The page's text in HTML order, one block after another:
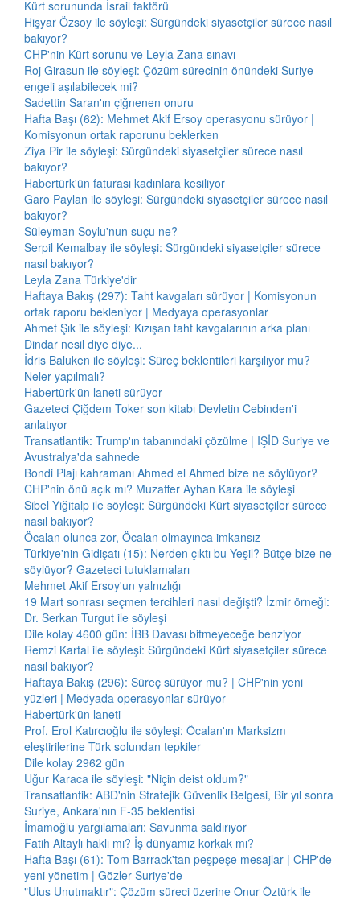
Kürt sorununda İsrail faktörü
Hişyar Özsoy ile söyleşi: Sürgündeki siyasetçiler sürece nasıl
bakıyor?
CHP'nin Kürt sorunu ve Leyla Zana sınavı
Roj Girasun ile söyleşi: Çözüm sürecinin önündeki Suriye
engeli aşılabilecek mi?
Sadettin Saran'ın çiğnenen onuru
Hafta Başı (62): Mehmet Akif Ersoy operasyonu sürüyor |
Komisyonun ortak raporunu beklerken
Ziya Pir ile söyleşi: Sürgündeki siyasetçiler sürece nasıl
bakıyor?
Habertürk'ün faturası kadınlara kesiliyor
Garo Paylan ile söyleşi: Sürgündeki siyasetçiler sürece nasıl
bakıyor?
Süleyman Soylu'nun suçu ne?
Serpil Kemalbay ile söyleşi: Sürgündeki siyasetçiler sürece
nasıl bakıyor?
Leyla Zana Türkiye'dir
Haftaya Bakış (297): Taht kavgaları sürüyor | Komisyonun
ortak raporu bekleniyor | Medyaya operasyonlar
Ahmet Şık ile söyleşi: Kızışan taht kavgalarının arka planı
Dindar nesil diye diye...
İdris Baluken ile söyleşi: Süreç beklentileri karşılıyor mu?
Neler yapılmalı?
Habertürk'ün laneti sürüyor
Gazeteci Çiğdem Toker son kitabı Devletin Cebinden'i
anlatıyor
Transatlantik: Trump'ın tabanındaki çözülme | IŞİD Suriye ve
Avustralya'da sahnede
Bondi Plajı kahramanı Ahmed el Ahmed bize ne söylüyor?
CHP'nin önü açık mı? Muzaffer Ayhan Kara ile söyleşi
Sibel Yiğitalp ile söyleşi: Sürgündeki Kürt siyasetçiler sürece
nasıl bakıyor?
Öcalan olunca zor, Öcalan olmayınca imkansız
Türkiye'nin Gidişatı (15): Nerden çıktı bu Yeşil? Bütçe bize ne
söylüyor? Gazeteci tutuklamaları
Mehmet Akif Ersoy'un yalnızlığı
19 Mart sonrası seçmen tercihleri nasıl değişti? İzmir örneği:
Dr. Serkan Turgut ile söyleşi
Dile kolay 4600 gün: İBB Davası bitmeyeceğe benziyor
Remzi Kartal ile söyleşi: Sürgündeki Kürt siyasetçiler sürece
nasıl bakıyor?
Haftaya Bakış (296): Süreç sürüyor mu? | CHP'nin yeni
yüzleri | Medyada operasyonlar sürüyor
Habertürk'ün laneti
Prof. Erol Katırcıoğlu ile söyleşi: Öcalan'ın Marksizm
eleştirilerine Türk solundan tepkiler
Dile kolay 2962 gün
Uğur Karaca ile söyleşi: "Niçin deist oldum?"
Transatlantik: ABD'nin Stratejik Güvenlik Belgesi, Bir yıl sonra
Suriye, Ankara'nın F-35 beklentisi
İmamoğlu yargılamaları: Savunma saldırıyor
Fatih Altaylı haklı mı? İş dünyamız korkak mı?
Hafta Başı (61): Tom Barrack'tan peşpeşe mesajlar | CHP'de
yeni yönetim | Gözler Suriye'de
"Ulus Unutmaktır": Çözüm süreci üzerine Onur Öztürk ile